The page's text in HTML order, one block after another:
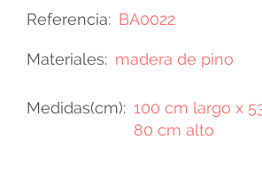
Referencia BA0022
Materiales madera de pino
Medidas(cm)
100 cm largo x
80 cm alto